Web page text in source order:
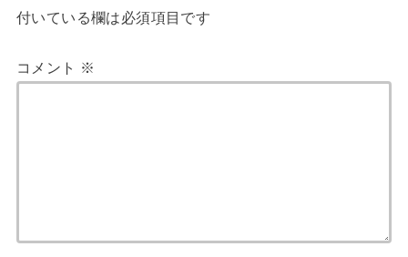
付いている欄は必須項目です
コメント ※